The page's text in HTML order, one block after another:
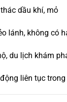
dầu khí, mỏ
lánh, không có
du lịch khám
liên tục